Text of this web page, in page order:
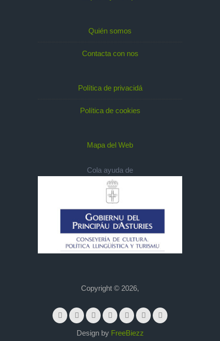
Quién somos
Contacta con nos
Política de privacidá
Política de cookies
Mapa del Web
Cola ayuda de
Copyright © 2026,
Design by FreeBiezz